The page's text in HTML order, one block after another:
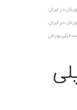
در ایران ,
در ایران ,
پلی یورتان